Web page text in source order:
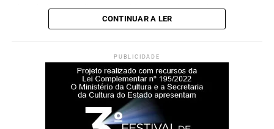
planejada para oferecer ambientes mais amplos,
acessíveis e adequados às necessidades dos acolhidos e
Durante a cerimônia de inauguração, o prefeito Rodrigo
Battistella afirmou que a entrega da nova sede representa
um reforço na estrutura da rede de proteção à infância e à
CONTINUAR A LER
PUBLICIDADE